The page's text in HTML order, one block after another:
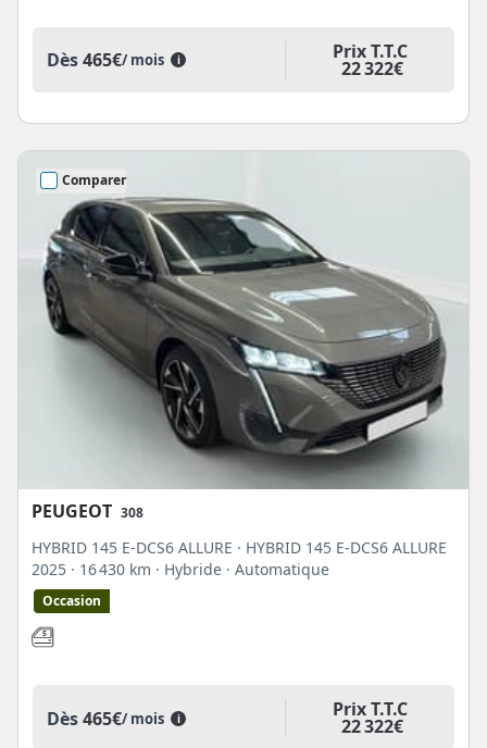
Dès465€/ mois i Prix T.T.C
22 322€
Comparer
PEUGEOT 308
HYBRID 145 E-DCS6 ALLURE · HYBRID 145 E-DCS6 ALLURE
2025 · 16 430 km · Hybride · Automatique
Occasion
Dès465€/ mois i Prix T.T.C
22 322€